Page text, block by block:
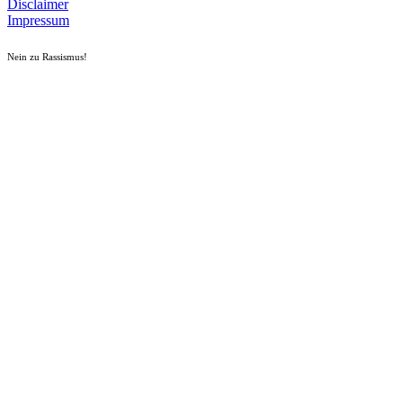
Disclaimer
Impressum
Nein zu Rassismus!